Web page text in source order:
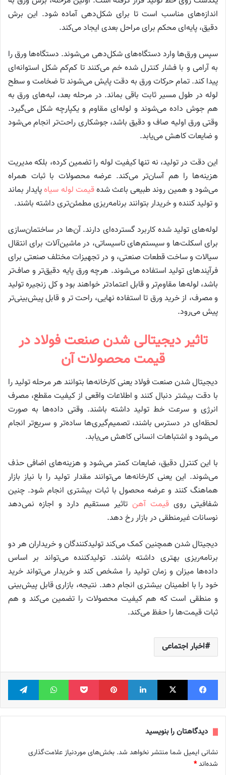
اندازه‌های مناسب است تا برای شکل‌دهی آماده شود. این برش
دقیق، پایه‌ای محکم برای مراحل بعدی ایجاد می‌کند.
سپس ورق‌ها وارد دستگاه‌های شکل‌دهی می‌شوند. دستگاه‌ها ورق را
به آرامی و با فشار کنترل‌ شده خم می‌کنند تا کم‌کم شکل استوانه‌ای
پیدا کند. تمام حرکات ورق به دقت پایش می‌شوند تا ضخامت و سطح
لوله در طول مسیر ثابت باقی بماند. در مرحله بعد، لبه‌های ورق به
هم جوش داده می‌شوند و لوله‌ای مقاوم و یکپارچه شکل می‌گیرد.
وقتی ورق اولیه صاف و دقیق باشد، جوشکاری راحت‌تر انجام می‌شود
و ضایعات کاهش می‌یابد.
این دقت در تولید، نه تنها کیفیت لوله را تضمین کرده، بلکه مدیریت
هزینه‌ها را هم آسان‌تر می‌کند. عرضه محصولات با ثبات همراه
می‌شود و همین روند طبیعی باعث شدهقیمت لوله سیاهپایدار بماند
و تولید کننده و خریدار بتوانند برنامه‌ریزی مطمئن‌تری داشته باشند.
لوله‌های تولید شده کاربرد گسترده‌ای دارند. آن‌ها در ساختمان‌سازی
برای اسکلت‌ها و سیستم‌های تاسیساتی، در ماشین‌آلات برای انتقال
سیالات و ساخت قطعات صنعتی، و در تجهیزات مختلف صنعتی برای
فرآیندهای تولید استفاده می‌شوند. هرچه ورق پایه دقیق‌تر و صاف‌تر
باشد، لوله‌ها مقاوم‌تر و قابل اعتمادتر خواهند بود و کل زنجیره تولید
و مصرف، از خرید ورق تا استفاده نهایی، راحت تر و قابل پیش‌بینی‌تر
پیش می‌رود.
تاثیر دیجیتالی شدن صنعت فولاد در
قیمت محصولات آن
دیجیتال شدن صنعت فولاد یعنی کارخانه‌ها بتوانند هر مرحله تولید را
با دقت بیشتر دنبال کنند و اطلاعات واقعی از کیفیت مقطع، مصرف
انرژی و سرعت خط تولید داشته باشند. وقتی داده‌ها به‌ صورت
لحظه‌ای در دسترس باشند، تصمیم‌گیر‌ی‌ها ساده‌تر و سریع‌تر انجام
می‌شود و اشتباهات انسانی کاهش می‌یابد.
با این کنترل دقیق، ضایعات کمتر می‌شود و هزینه‌های اضافی حذف
می‌شوند. این یعنی کارخانه‌ها می‌توانند مقدار تولید را با نیاز بازار
هماهنگ کنند و عرضه محصول با ثبات بیشتری انجام شود. چنین
شفافیتی روی قیمت آهن تاثیر مستقیم دارد و اجازه نمی‌دهد
نوسانات غیرمنطقی در بازار رخ دهد.
دیجیتال شدن همچنین کمک می‌کند تولیدکنندگان و خریداران هر دو
برنامه‌ریزی بهتری داشته باشند. تولیدکننده می‌تواند بر اساس
داده‌ها میزان و زمان تولید را مشخص کند و خریدار می‌تواند خرید
خود را با اطمینان بیشتری انجام دهد. نتیجه، بازاری قابل پیش‌بینی
و منطقی است که هم کیفیت محصولات را تضمین می‌کند و هم
ثبات قیمت‌ها را حفظ می‌کند.
اخبار اجتماعی
فیس بوک X لینکدین ‫پین‌ترست پاکت واتس آپ
دیدگاهتان را بنویسید
نشانی ایمیل شما منتشر نخواهد شد. بخش‌های موردنیاز علامت‌گذاری
شده‌اند*